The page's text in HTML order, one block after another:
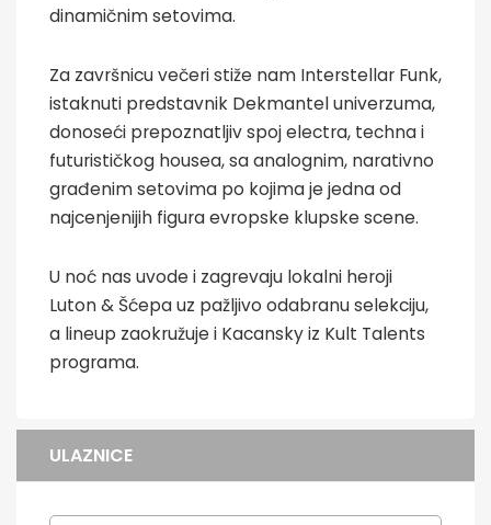
dinamičnim setovima.
Za završnicu večeri stiže nam Interstellar Funk,
istaknuti predstavnik Dekmantel univerzuma,
donoseći prepoznatljiv spoj electra, techna i
futurističkog housea, sa analognim, narativno
građenim setovima po kojima je jedna od
najcenjenijih figura evropske klupske scene.
U noć nas uvode i zagrevaju lokalni heroji
Luton & Šćepa uz pažljivo odabranu selekciju,
a lineup zaokružuje i Kacansky iz Kult Talents
programa.
ULAZNICE